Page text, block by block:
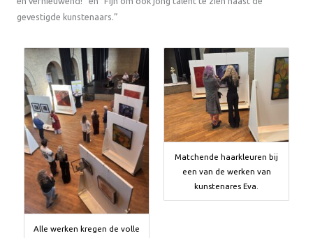
gevestigde kunstenaars.”
Alle werken kregen de volle
Matchende haarkleuren bij
een van de werken van
kunstenares Eva.